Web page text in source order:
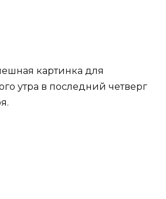
картинка для
утра в последний четверг